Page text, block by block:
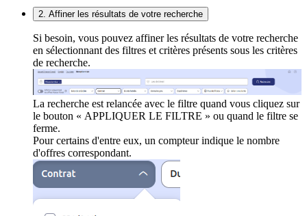
2. Affiner les résultats de votre recherche
Si besoin, vous pouvez affiner les résultats de votre recherche
en sélectionnant des filtres et critères présents sous les critères
de recherche.
La recherche est relancée avec le filtre quand vous cliquez sur
le bouton « APPLIQUER LE FILTRE » ou quand le filtre se
ferme.
Pour certains d'entre eux, un compteur indique le nombre
d'offres correspondant.